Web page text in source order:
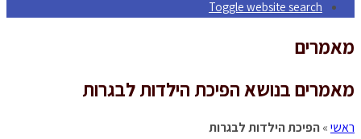
Toggle website search
מאמרים
מאמרים בנושא הפיכת הילדות לבגרות
ראשי»הפיכת הילדות לבגרות